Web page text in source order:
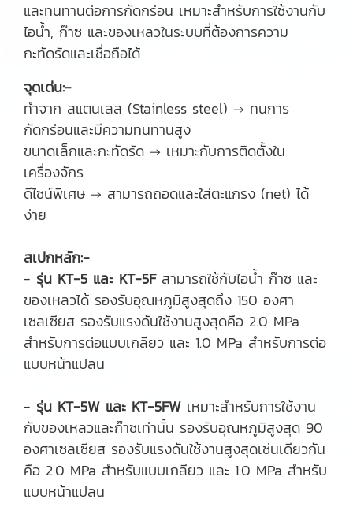
และทนทานต่อการกัดกร่อน เหมาะสำหรับการใช้งานกับ
ไอน้ำ, ก๊าซ และของเหลวในระบบที่ต้องการความ
กะทัดรัดและเชื่อถือได้
จุดเด่น:-
ทำจาก สแตนเลส (Stainless steel) → ทนการ
กัดกร่อนและมีความทนทานสูง
ขนาดเล็กและกะทัดรัด → เหมาะกับการติดตั้งใน
เครื่องจักร
ดีไซน์พิเศษ → สามารถถอดและใส่ตะแกรง (net) ได้
ง่าย
สเปกหลัก:-
- รุ่น KT-5 และ KT-5Fสามารถใช้กับไอน้ำ ก๊าซ และ
ของเหลวได้ รองรับอุณหภูมิสูงสุดถึง 150 องศา
เซลเซียส รองรับแรงดันใช้งานสูงสุดคือ 2.0 MPa
สำหรับการต่อแบบเกลียว และ 1.0 MPa สำหรับการต่อ
แบบหน้าแปลน
- รุ่น KT-5W และ KT-5FW เหมาะสำหรับการใช้งาน
กับของเหลวและก๊าซเท่านั้น รองรับอุณหภูมิสูงสุด 90
องศาเซลเซียส รองรับแรงดันใช้งานสูงสุดเช่นเดียวกัน
คือ 2.0 MPa สำหรับแบบเกลียว และ 1.0 MPa สำหรับ
แบบหน้าแปลน